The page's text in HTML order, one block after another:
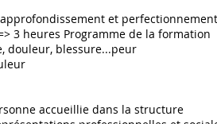
et
3 heures Programme de la formation
douleur, blessure...peur
accueillie dans la structure